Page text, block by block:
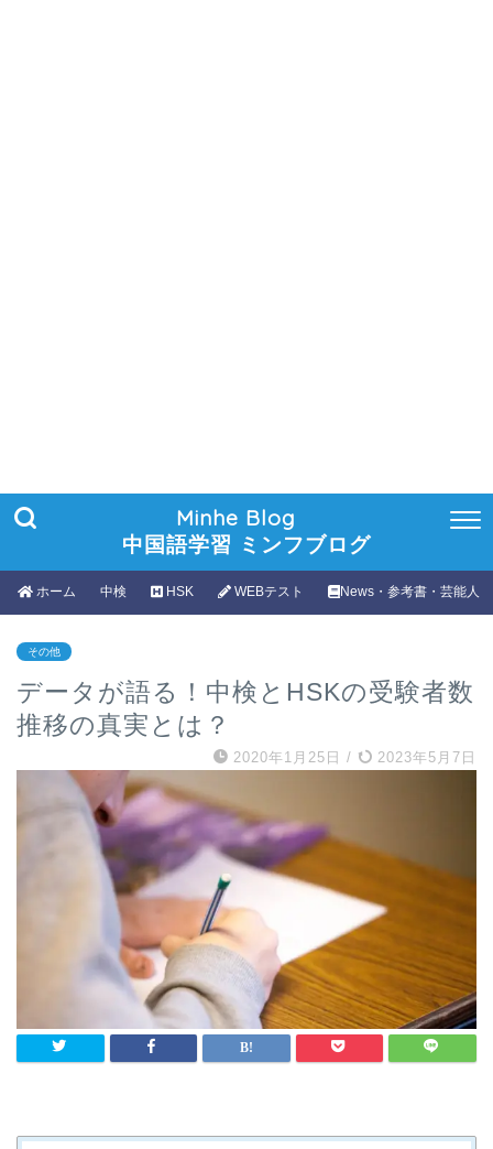
Minhe Blog
中国語学習 ミンフブログ
ホーム 中検 HSK WEBテスト News・参考書・芸能人
その他
データが語る！中検とHSKの受験者数
推移の真実とは？
2020年1月25日 / 2023年5月7日